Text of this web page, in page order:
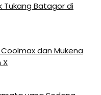
Tukang Batagor di
Coolmax dan Mukena
X